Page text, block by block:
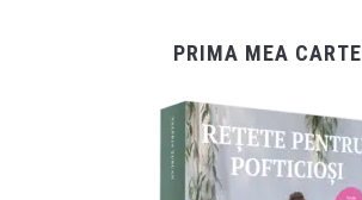
PRIMA MEA CARTE